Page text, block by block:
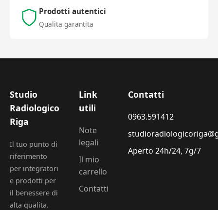
Prodotti autentici
Qualita garantita
Studio
Radiologico
Riga
Il tuo punto di
riferimento
per integratori
e prodotti per
il benessere di
alta qualita.
Link
utili
Note
legali
Il mio
carrello
Contatti
Contatti
0963.591412
Aperto 24h/24, 7g/7